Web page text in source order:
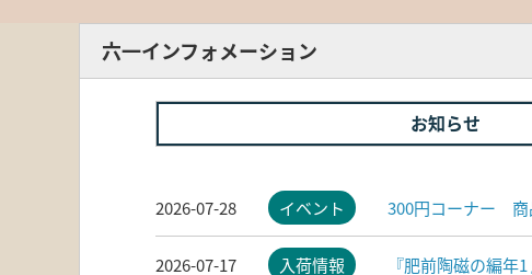
六一インフォメーション
お知らせ
2026-07-28 イベント 300円コーナー 商
2026-07-17 入荷情報 『肥前陶磁の編年